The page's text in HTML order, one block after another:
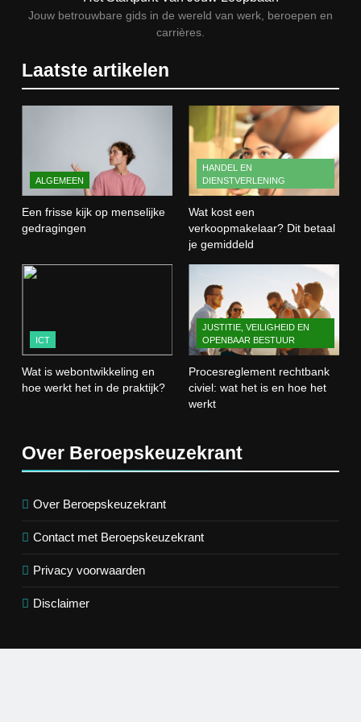
doorgroeimogelijkheden
TECHNIEK, PRODUCTIE EN BOUW
Een frisse kijk op menselijke
Wat kost een verkoopmakelaar?
HANDEL EN DIENSTVERLENING
3
Wat is webontwikkeling en hoe
werkt het in de praktijk?
4
Procesreglement rechtbank civiel:
wat het is en hoe het werkt
Wat is veeteelt? Alles over het
meer
LANDBOUW, NATUUR EN VISSERIJ
ochtendduo van Nederland
MEDIA EN COMMUNICATIE
Jouw betrouwbare gids in de wereld van werk, beroepen en
carrières.
Laatste artikelen
ALGEMEEN
Een frisse kijk op menselijke
gedragingen
HANDEL EN
DIENSTVERLENING
Wat kost een
verkoopmakelaar? Dit betaal
je gemiddeld
ICT
Wat is webontwikkeling en
hoe werkt het in de praktijk?
JUSTITIE, VEILIGHEID EN
OPENBAAR BESTUUR
Procesreglement rechtbank
civiel: wat het is en hoe het
werkt
Over Beroepskeuzekrant
Over Beroepskeuzekrant
Contact met Beroepskeuzekrant
Privacy voorwaarden
Disclaimer